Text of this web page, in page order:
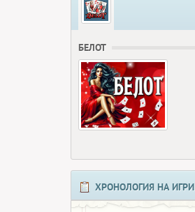
БЕЛОТ
ХРОНОЛОГИЯ НА ИГРИ